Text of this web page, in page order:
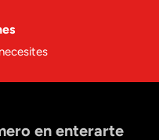
en enterarte